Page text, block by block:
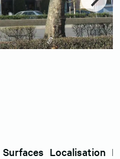
Surfaces Localisation